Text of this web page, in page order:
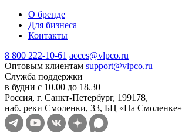
О бренде
Для бизнеса
Контакты
8 800 222-10-61 acces@vlpco.ru
Оптовым клиентам support@vlpco.ru
Служба поддержки
в будни с 10.00 до 18.30
Россия, г. Санкт-Петербург, 199178,
наб. реки Смоленки, 33, БЦ «На Смоленке»